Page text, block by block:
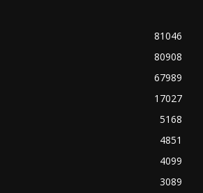
81046
80908
67989
17027
5168
4851
4099
3089